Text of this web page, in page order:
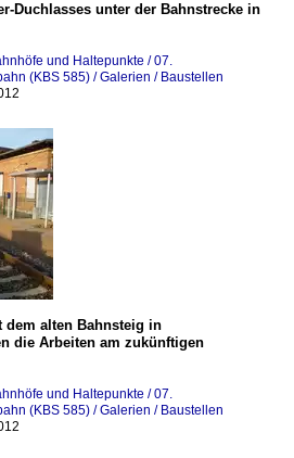
Duchlasses unter der Bahnstrecke in
und Haltepunkte / 07.
(KBS 585) / Galerien / Baustellen
dem alten Bahnsteig in
die Arbeiten am zukünftigen
und Haltepunkte / 07.
(KBS 585) / Galerien / Baustellen